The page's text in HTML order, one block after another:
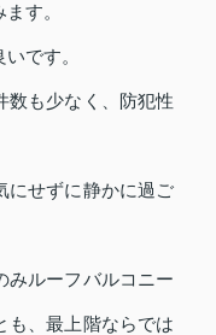
す。
です。
数も少なく、防犯性
にせずに静かに過ご
みルーフバルコニー
も、最上階ならでは